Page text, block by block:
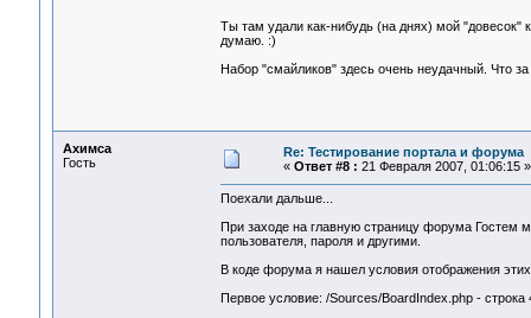
Ты там удали как-нибудь (на днях) мой "довесок"
думаю. :)
Набор "смайликов" здесь очень неудачный. Что
Ахимса
Гость
Re: Тестирование портала и форума
« Ответ #8 : 21 Февраля 2007, 01:06:15 »
Поехали дальше...
При заходе на главную страницу форума
пользователя, пароля и другими.
В коде форума я нашел условия отображения
Первое условие: /Sources/BoardIndex.php - строка